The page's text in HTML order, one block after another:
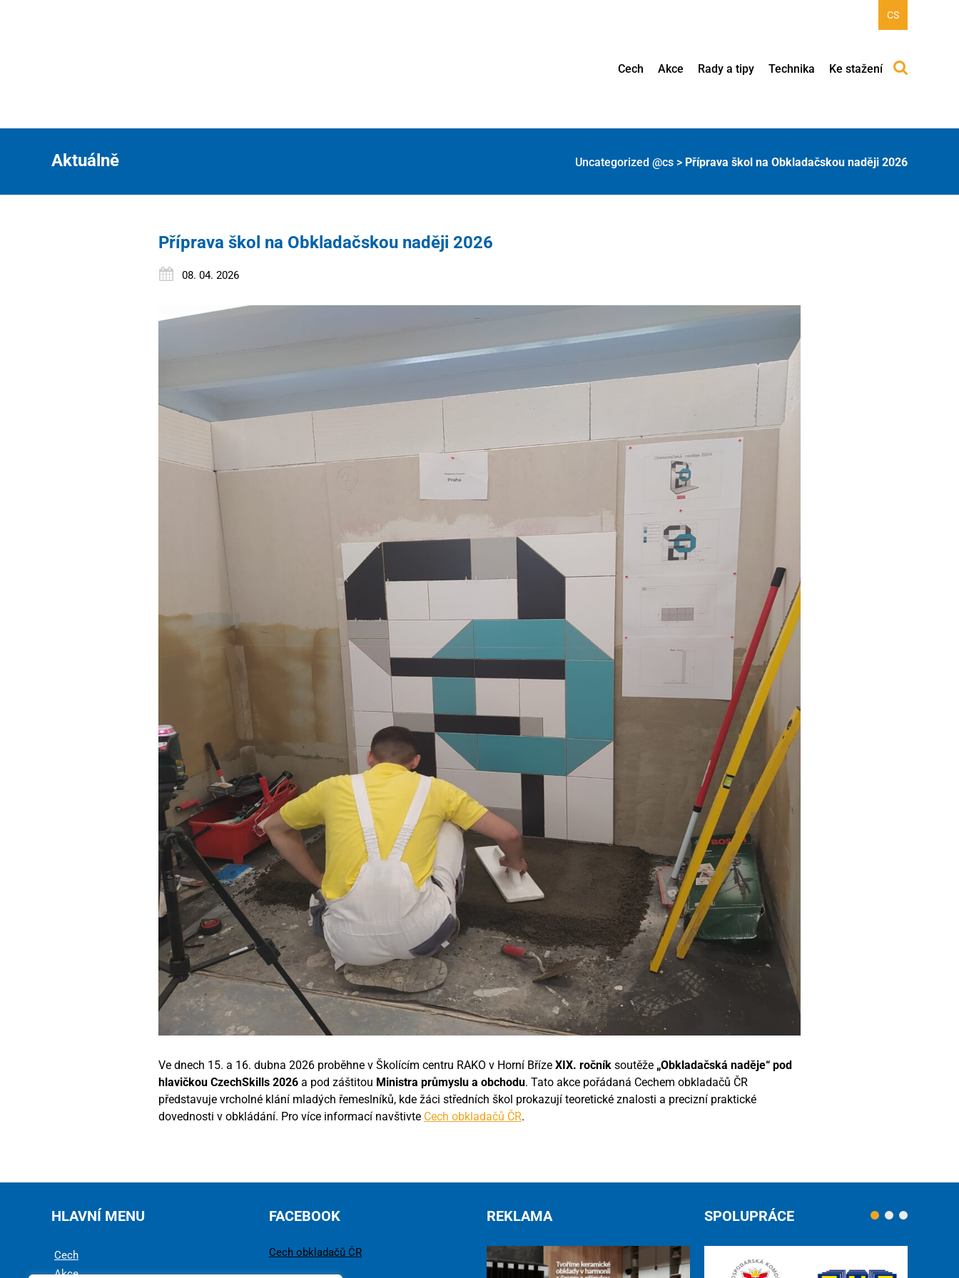
CS
Cech Akce Rady a tipy Technika Ke stažení
Aktuálně Uncategorized @cs > Příprava škol na Obkladačskou naději 2026
Příprava škol na Obkladačskou naději 2026
08. 04. 2026
Ve dnech 15. a 16. dubna 2026 proběhne v Školícím centru RAKO v Horní Bříze XIX. ročník soutěže „Obkladačská naděje“ pod
hlavičkou CzechSkills 2026 a pod záštitou Ministra průmyslu a obchodu. Tato akce pořádaná Cechem obkladačů ČR
představuje vrcholné klání mladých řemeslníků, kde žáci středních škol prokazují teoretické znalosti a precizní praktické
dovednosti v obkládání. Pro více informací navštivte Cech obkladačů ČR.
HLAVNÍ MENU
Cech
Akce
FACEBOOK
Cech obkladačů ČR
REKLAMA SPOLUPRÁCE